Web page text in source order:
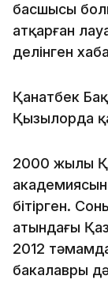
басшысы
атқарған
делінген
Қанатбек
Қызылорда
2000 жылы
бітірген.
атындағы
2012
бакалавры